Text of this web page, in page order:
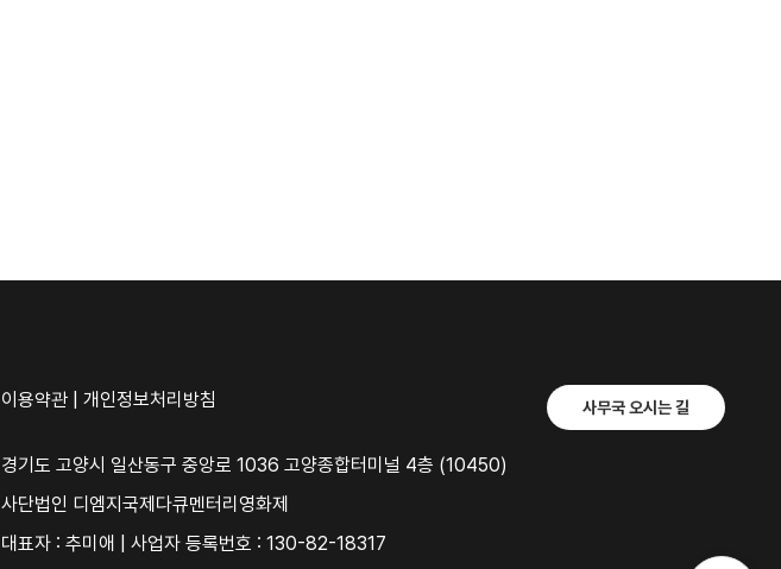
이용약관 개인정보처리방침
경기도 고양시 일산동구 중앙로 1036 고양종합터미널 4층 (10450)
사단법인 디엠지국제다큐멘터리영화제
대표자 : 추미애 | 사업자 등록번호 : 130-82-18317
사무국 오시는 길